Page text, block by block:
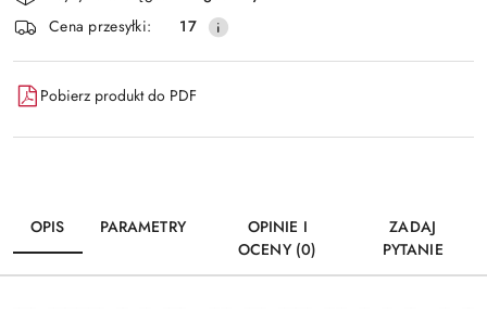
Cena przesyłki:
17
Pobierz produkt do PDF
OPIS PARAMETRY
OPINIE I
OCENY (0)
ZADAJ
PYTANIE